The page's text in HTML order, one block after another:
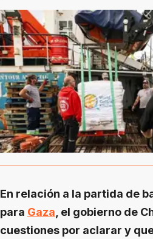
En relación a la partida de
para Gaza, el gobierno de
cuestiones por aclarar y